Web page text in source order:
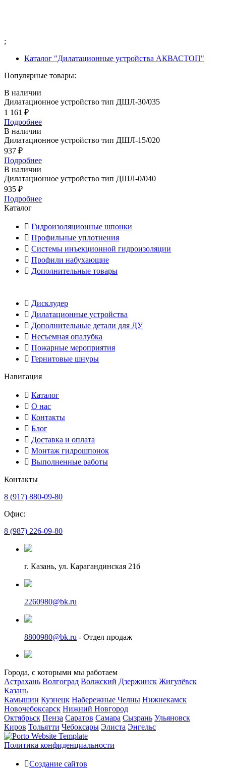
;
Каталог "Дилатационные устройства АКВАСТОП"
Популярные товары:
В наличии
Дилатационное устройство тип ДШЛ-30/035
1 161 ₽
Подробнее
В наличии
Дилатационное устройство тип ДШЛ-15/020
937 ₽
Подробнее
В наличии
Дилатационное устройство тип ДШЛ-0/040
935 ₽
Подробнее
Каталог
Гидроизоляционные шпонки
Профильные уплотнения
Системы инъекционной гидроизоляции
Профили набухающие
Дополнительные товары
Дисклудер
Дилатационные устройства
Дополнительные детали для ДУ
Несъемная опалубка
Пожарные мероприятия
Гернитовые шнуры
Навигация
Каталог
О нас
Контакты
Блог
Доставка и оплата
Монтаж гидрошпонок
Выполненные работы
Контакты
8 (917) 880-09-80
Офис:
8 (987) 226-09-80
г. Казань, ул. Карагандинская 21б
2260980@bk.ru
8800980@bk.ru - Отдел продаж
Города, с которыми мы работаем
Астрахань Волгоград Волжский Дзержинск Жигулёвск
Казань
Камышин Кузнецк Набережные Челны Нижнекамск
Новочебоксарск Нижний Новгород
Октябрьск Пенза Саратов Самара Сызрань Ульяновск
Киров Тольятти Чебоксары Элиста Энгельс
Политика конфиденциальности
Создание сайтов